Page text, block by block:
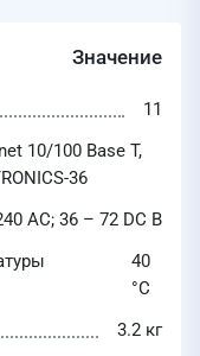
Значение
11
10/100 Base T,
36
AC; 36 – 72 DC В
40
°C
3.2 кг